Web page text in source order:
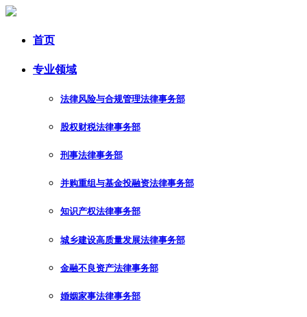
首页
专业领域
法律风险与合规管理法律事务部
股权财税法律事务部
刑事法律事务部
并购重组与基金投融资法律事务部
知识产权法律事务部
城乡建设高质量发展法律事务部
金融不良资产法律事务部
婚姻家事法律事务部